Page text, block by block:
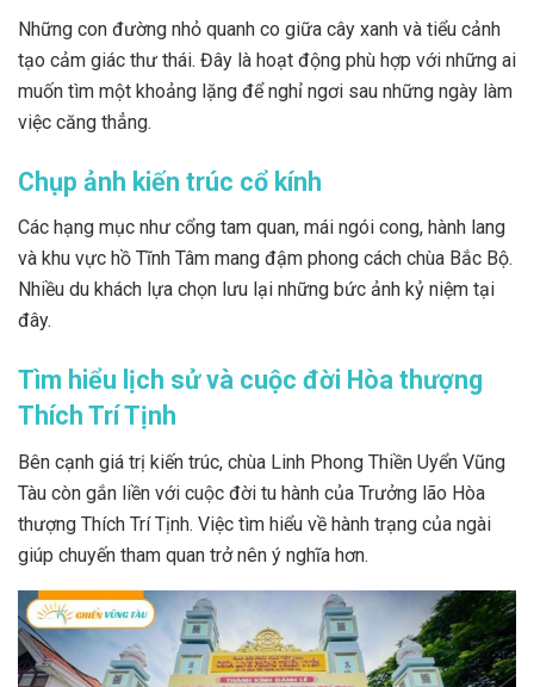
Những con đường nhỏ quanh co giữa cây xanh và tiểu cảnh
tạo cảm giác thư thái. Đây là hoạt động phù hợp với những ai
muốn tìm một khoảng lặng để nghỉ ngơi sau những ngày làm
việc căng thẳng.
Chụp ảnh kiến trúc cổ kính
Các hạng mục như cổng tam quan, mái ngói cong, hành lang
và khu vực hồ Tĩnh Tâm mang đậm phong cách chùa Bắc Bộ.
Nhiều du khách lựa chọn lưu lại những bức ảnh kỷ niệm tại
đây.
Tìm hiểu lịch sử và cuộc đời Hòa thượng
Thích Trí Tịnh
Bên cạnh giá trị kiến trúc, chùa Linh Phong Thiền Uyển Vũng
Tàu còn gắn liền với cuộc đời tu hành của Trưởng lão Hòa
thượng Thích Trí Tịnh. Việc tìm hiểu về hành trạng của ngài
giúp chuyến tham quan trở nên ý nghĩa hơn.